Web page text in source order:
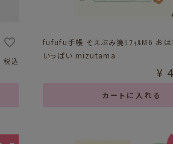
税込
fufufu手帳 そえぶみ箋ﾘﾌｨﾙM6 おは
いっぱい mizutama
カートに入れる
¥